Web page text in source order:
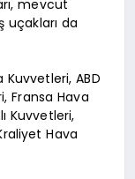
mevcut
uçakları da
Kuvvetleri, ABD
Fransa Hava
Kuvvetleri,
Hava